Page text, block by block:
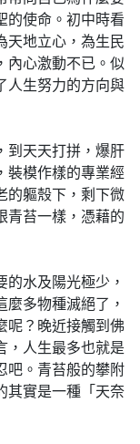
的使命。初中時看
天地立心，為生民
內心激動不已。似
人生努力的方向與
到天天打拼，爆肝
裝模作樣的專業經
的軀殼下，剩下微
青苔一樣，憑藉的
水及陽光極少，
多物種滅絕了，
呢？晚近接觸到佛
，人生最多也就是
吧。青苔般的攀附
其實是一種「天奈